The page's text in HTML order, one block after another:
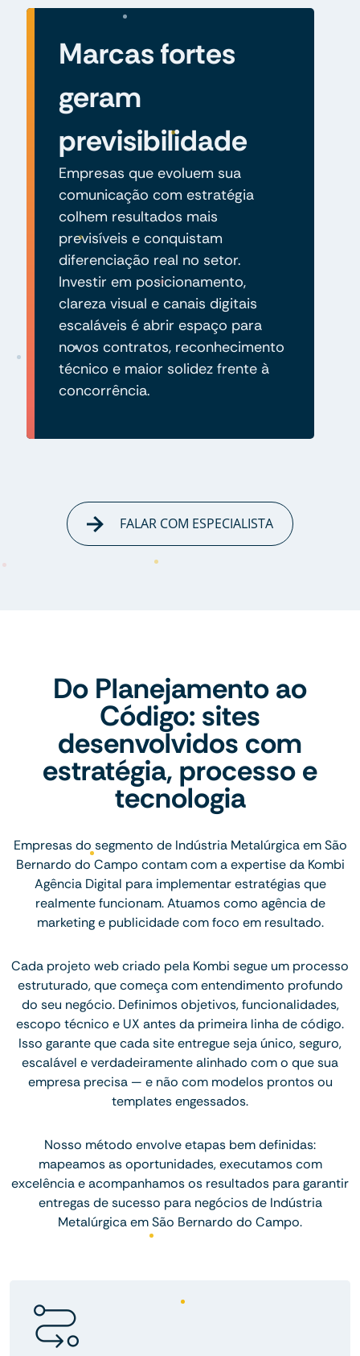
Marcas fortes
geram
previsibilidade
Empresas que evoluem sua
comunicação com estratégia
colhem resultados mais
previsíveis e conquistam
diferenciação real no setor.
Investir em posicionamento,
clareza visual e canais digitais
escaláveis é abrir espaço para
novos contratos, reconhecimento
técnico e maior solidez frente à
concorrência.
FALAR COM ESPECIALISTA
Do Planejamento ao
Código: sites
desenvolvidos com
estratégia, processo e
tecnologia
Empresas do segmento de Indústria Metalúrgica em São
Bernardo do Campo contam com a expertise da Kombi
Agência Digital para implementar estratégias que
realmente funcionam. Atuamos como agência de
marketing e publicidade com foco em resultado.
Cada projeto web criado pela Kombi segue um processo
estruturado, que começa com entendimento profundo
do seu negócio. Definimos objetivos, funcionalidades,
escopo técnico e UX antes da primeira linha de código.
Isso garante que cada site entregue seja único, seguro,
escalável e verdadeiramente alinhado com o que sua
empresa precisa — e não com modelos prontos ou
templates engessados.
Nosso método envolve etapas bem definidas:
mapeamos as oportunidades, executamos com
excelência e acompanhamos os resultados para garantir
entregas de sucesso para negócios de Indústria
Metalúrgica em São Bernardo do Campo.